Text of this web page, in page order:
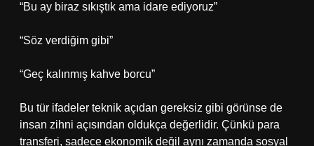
“Bu ay biraz sıkıştık ama idare ediyoruz”
“Söz verdiğim gibi”
“Geç kalınmış kahve borcu”
Bu tür ifadeler teknik açıdan gereksiz gibi görünse de
insan zihni açısından oldukça değerlidir. Çünkü para
transferi, sadece ekonomik değil aynı zamanda sosyal